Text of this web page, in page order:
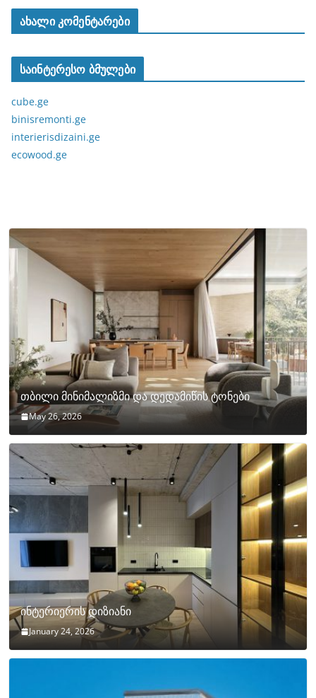
ახალი კომენტარები
საინტერესო ბმულები
cube.ge
binisremonti.ge
interierisdizaini.ge
ecowood.ge
თბილი მინიმალიზმი და დედამიწის ტონები
May 26, 2026
ინტერიერის დიზიანი
January 24, 2026